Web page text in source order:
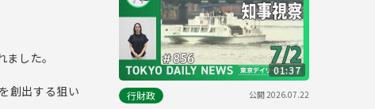
した。
創出する狙い
01:37
行財政
公開2026.07.22